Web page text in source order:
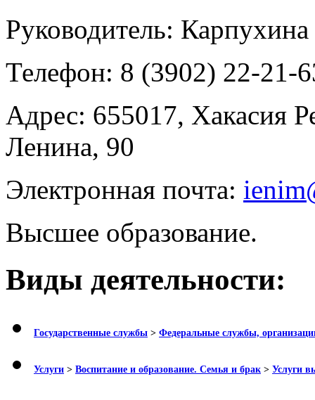
Руководитель:
Телефон: 8 (3902) 22-21-
Адрес: 655017, Хакасия
Ленина, 90
Электронная почта:
Высшее образование.
Виды деятельности:
Государственные службы > Федеральные службы,
Услуги > Воспитание и образование. Семья и брак > Услуги